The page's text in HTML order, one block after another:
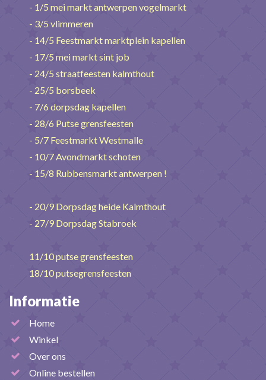
- 1/5 mei markt antwerpen vogelmarkt
- 3/5 vlimmeren
- 14/5 Feestmarkt marktplein kapellen
- 17/5 mei markt sint job
- 24/5 straatfeesten kalmthout
- 25/5 borsbeek
- 7/6 dorpsdag kapellen
- 28/6 Putse grensfeesten
- 5/7 Feestmarkt Westmalle
- 10/7 Avondmarkt schoten
- 15/8 Rubbensmarkt antwerpen !
- 20/9 Dorpsdag heide Kalmthout
- 27/9 Dorpsdag Stabroek
11/10 putse grensfeesten
18/10 putsegrensfeesten
Informatie
Home
Winkel
Over ons
Online bestellen